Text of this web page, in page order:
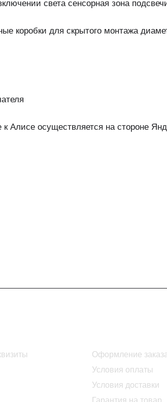
света сенсорная зона
коробки для скрытого монтажа
Алисе осуществляется на стороне
Оформление
Условия оплаты
Условия доставки
Гарантия на товар